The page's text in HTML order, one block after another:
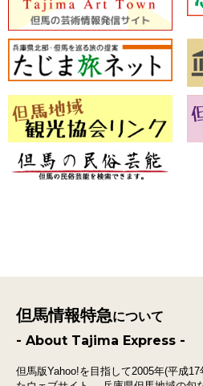
但馬情報特急について
- About Tajima Express -
但馬版Yahoo!を目指して2005年(平成